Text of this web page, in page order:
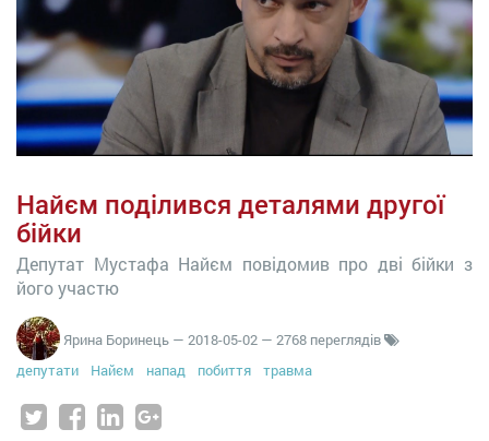
Найєм поділився деталями другої
бійки
Депутат Мустафа Найєм повідомив про дві бійки з
його участю
Ярина Боринець — 2018-05-02 — 2768 переглядів
депутати
Найєм напад побиття травма